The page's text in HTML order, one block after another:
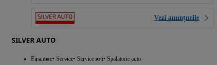
Vezi anunțurile
SILVER AUTO
Finantare Service Service roti Spalatorie auto